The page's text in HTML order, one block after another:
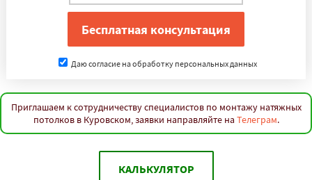
Даю согласие на обработку персональных данных
Приглашаем к сотрудничеству специалистов по монтажу натяжных
потолков в Куровском, заявки направляйте на Телеграм.
КАЛЬКУЛЯТОР